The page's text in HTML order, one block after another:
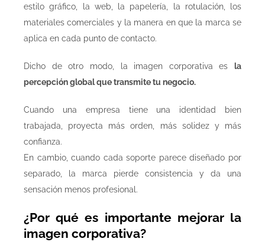
estilo gráfico, la web, la papelería, la rotulación, los
materiales comerciales y la manera en que la marca se
aplica en cada punto de contacto.
Dicho de otro modo, la imagen corporativa es
la
percepción global que transmite tu negocio.
Cuando una empresa tiene una identidad bien
trabajada, proyecta más orden, más solidez y más
confianza.
En cambio, cuando cada soporte parece diseñado por
separado, la marca pierde consistencia y da una
sensación menos profesional.
¿Por qué es importante mejorar la
imagen corporativa?